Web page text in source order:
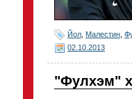
Йол Малестин
02.10.2013
"Фулхэм"